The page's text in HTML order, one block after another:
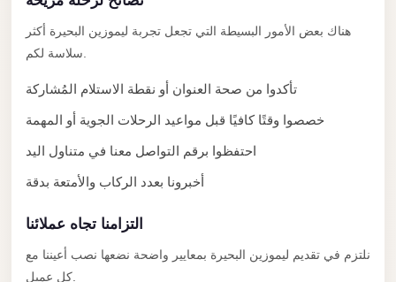
هناك بعض الأمور البسيطة التي تجعل تجربة ليموزين البحيرة أكثر
تأكدوا من صحة العنوان أو نقطة الاستلام المُشاركة
خصصوا وقتًا كافيًا قبل مواعيد الرحلات الجوية أو المهمة
احتفظوا برقم التواصل معنا في متناول اليد
أخبرونا بعدد الركاب والأمتعة بدقة
التزامنا تجاه عملائنا
نلتزم في تقديم ليموزين البحيرة بمعايير واضحة نضعها نصب أعيننا مع
Sheikh
Limousine
Saint
Catherine
Mountain
Saint
Transfer